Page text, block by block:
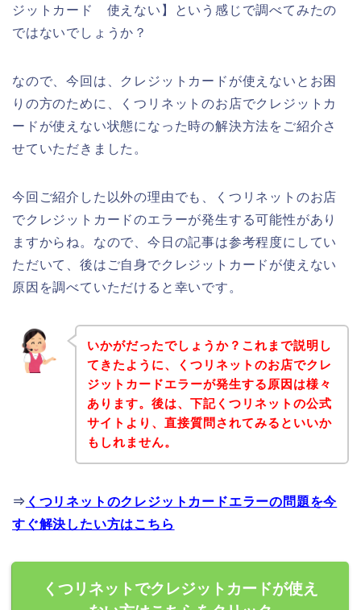
ジットカード 使えない】という感じで調べてみたの
ではないでしょうか？
なので、今回は、クレジットカードが使えないとお困
りの方のために、くつリネットのお店でクレジットカ
ードが使えない状態になった時の解決方法をご紹介さ
せていただきました。
今回ご紹介した以外の理由でも、くつリネットのお店
でクレジットカードのエラーが発生する可能性があり
ますからね。なので、今日の記事は参考程度にしてい
ただいて、後はご自身でクレジットカードが使えない
原因を調べていただけると幸いです。
いかがだったでしょうか？これまで説明し
てきたように、くつリネットのお店でクレ
ジットカードエラーが発生する原因は様々
あります。後は、下記くつリネットの公式
サイトより、直接質問されてみるといいか
もしれません。
⇒ くつリネットのクレジットカードエラーの問題を今
すぐ解決したい方はこちら
くつリネットでクレジットカードが使え